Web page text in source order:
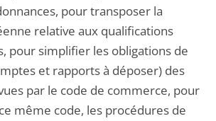
pour transposer la
relative aux qualifications
pour simplifier les obligations de
et rapports à déposer) des
par le code de commerce, pour
même code, les procédures de